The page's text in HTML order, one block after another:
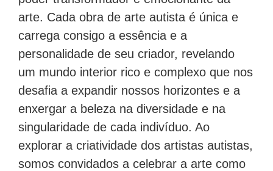
arte. Cada obra de arte autista é única e
carrega consigo a essência e a
personalidade de seu criador, revelando
um mundo interior rico e complexo que nos
desafia a expandir nossos horizontes e a
enxergar a beleza na diversidade e na
singularidade de cada indivíduo. Ao
explorar a criatividade dos artistas autistas,
somos convidados a celebrar a arte como